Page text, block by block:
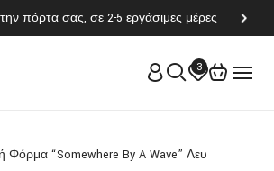
πόρτα σας, σε 2-5 εργάσιμες μέρες
3
Φόρμα “Somewhere By A Wave” Λευ